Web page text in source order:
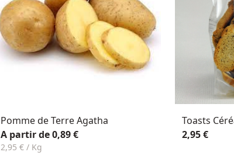
Pomme de Terre Agatha
A partir de 0,89 €
2,95 € / Kg
Toasts
2,95 €